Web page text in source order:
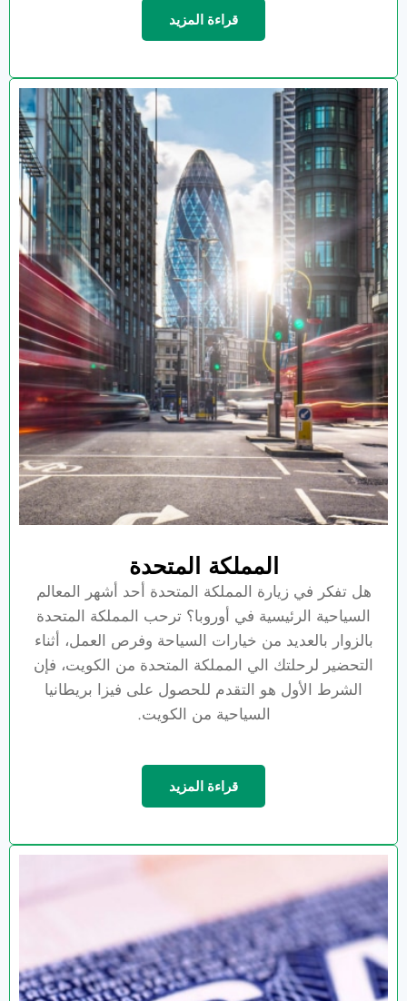
قراءة المزيد
المملكة المتحدة
هل تفكر في زيارة المملكة المتحدة أحد أشهر المعالم
السياحية الرئيسية في أوروبا؟ ترحب المملكة المتحدة
بالزوار بالعديد من خيارات السياحة وفرص العمل، أثناء
التحضير لرحلتك الي المملكة المتحدة من الكويت، فإن
الشرط الأول هو التقدم للحصول على فيزا بريطانيا
السياحية من الكويت.
قراءة المزيد